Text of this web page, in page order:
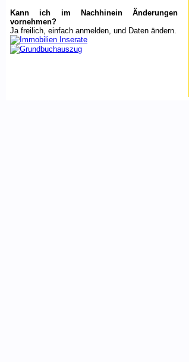
Kann ich im Nachhinein Änderungen
vornehmen?
Ja freilich, einfach anmelden, und Daten ändern.